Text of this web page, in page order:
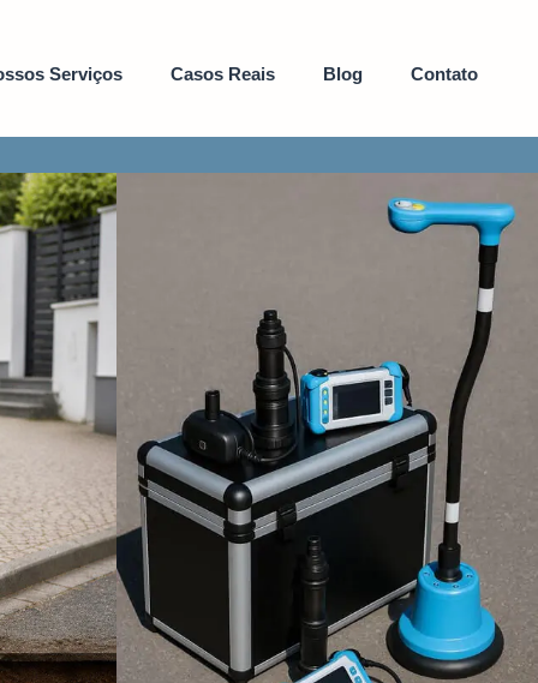
Serviços Casos Reais Blog Contato